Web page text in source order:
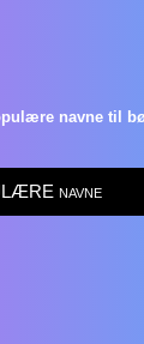
navne til
navne